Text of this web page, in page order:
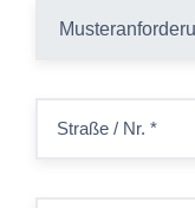
Straße / Nr. *